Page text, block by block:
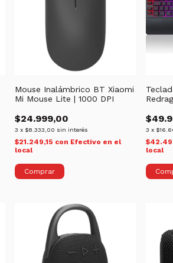
Mouse Inalámbrico BT Xiaomi
Mi Mouse Lite | 1000 DPI
$24.999,00
3 x $8.333,00 sin interés
$21.249,15 con Efectivo en el
local
3 x
local